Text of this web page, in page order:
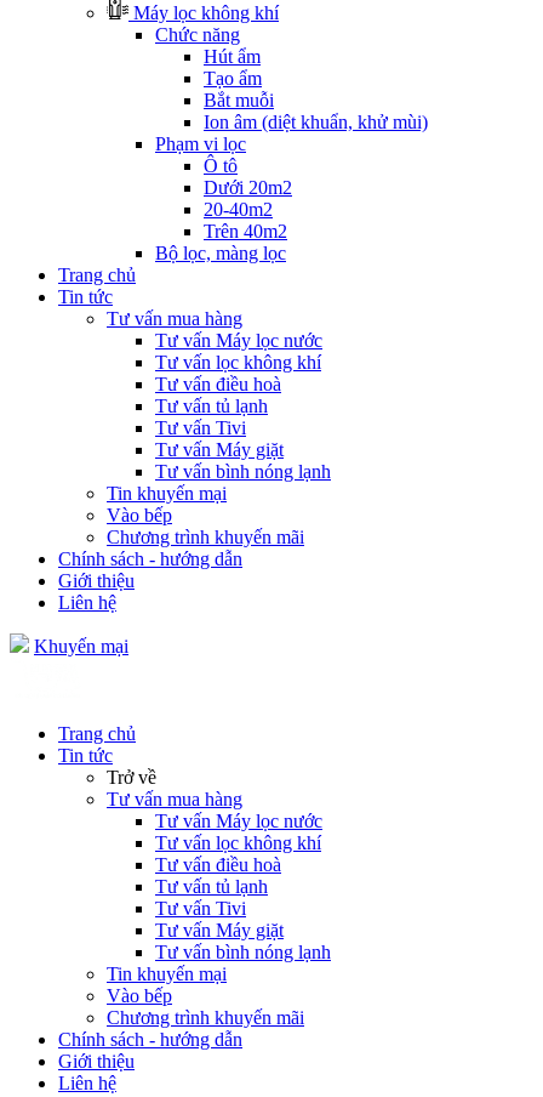
Máy lọc không khí
Chức năng
Hút ẩm
Tạo ẩm
Bắt muỗi
Ion âm (diệt khuẩn, khử mùi)
Phạm vi lọc
Ô tô
Dưới 20m2
20-40m2
Trên 40m2
Bộ lọc, màng lọc
Trang chủ
Tin tức
Tư vấn mua hàng
Tư vấn Máy lọc nước
Tư vấn lọc không khí
Tư vấn điều hoà
Tư vấn tủ lạnh
Tư vấn Tivi
Tư vấn Máy giặt
Tư vấn bình nóng lạnh
Tin khuyến mại
Vào bếp
Chương trình khuyến mãi
Chính sách - hướng dẫn
Giới thiệu
Liên hệ
Khuyến mại
Trang chủ
Tin tức
Trở về
Tư vấn mua hàng
Tư vấn Máy lọc nước
Tư vấn lọc không khí
Tư vấn điều hoà
Tư vấn tủ lạnh
Tư vấn Tivi
Tư vấn Máy giặt
Tư vấn bình nóng lạnh
Tin khuyến mại
Vào bếp
Chương trình khuyến mãi
Chính sách - hướng dẫn
Giới thiệu
Liên hệ